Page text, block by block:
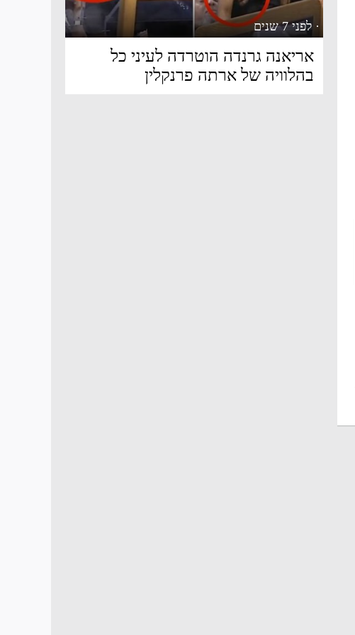
· לפני 7 שנים
אריאנה גרנדה הוטרדה לעיני כל
בהלוויה של ארתה פרנקלין